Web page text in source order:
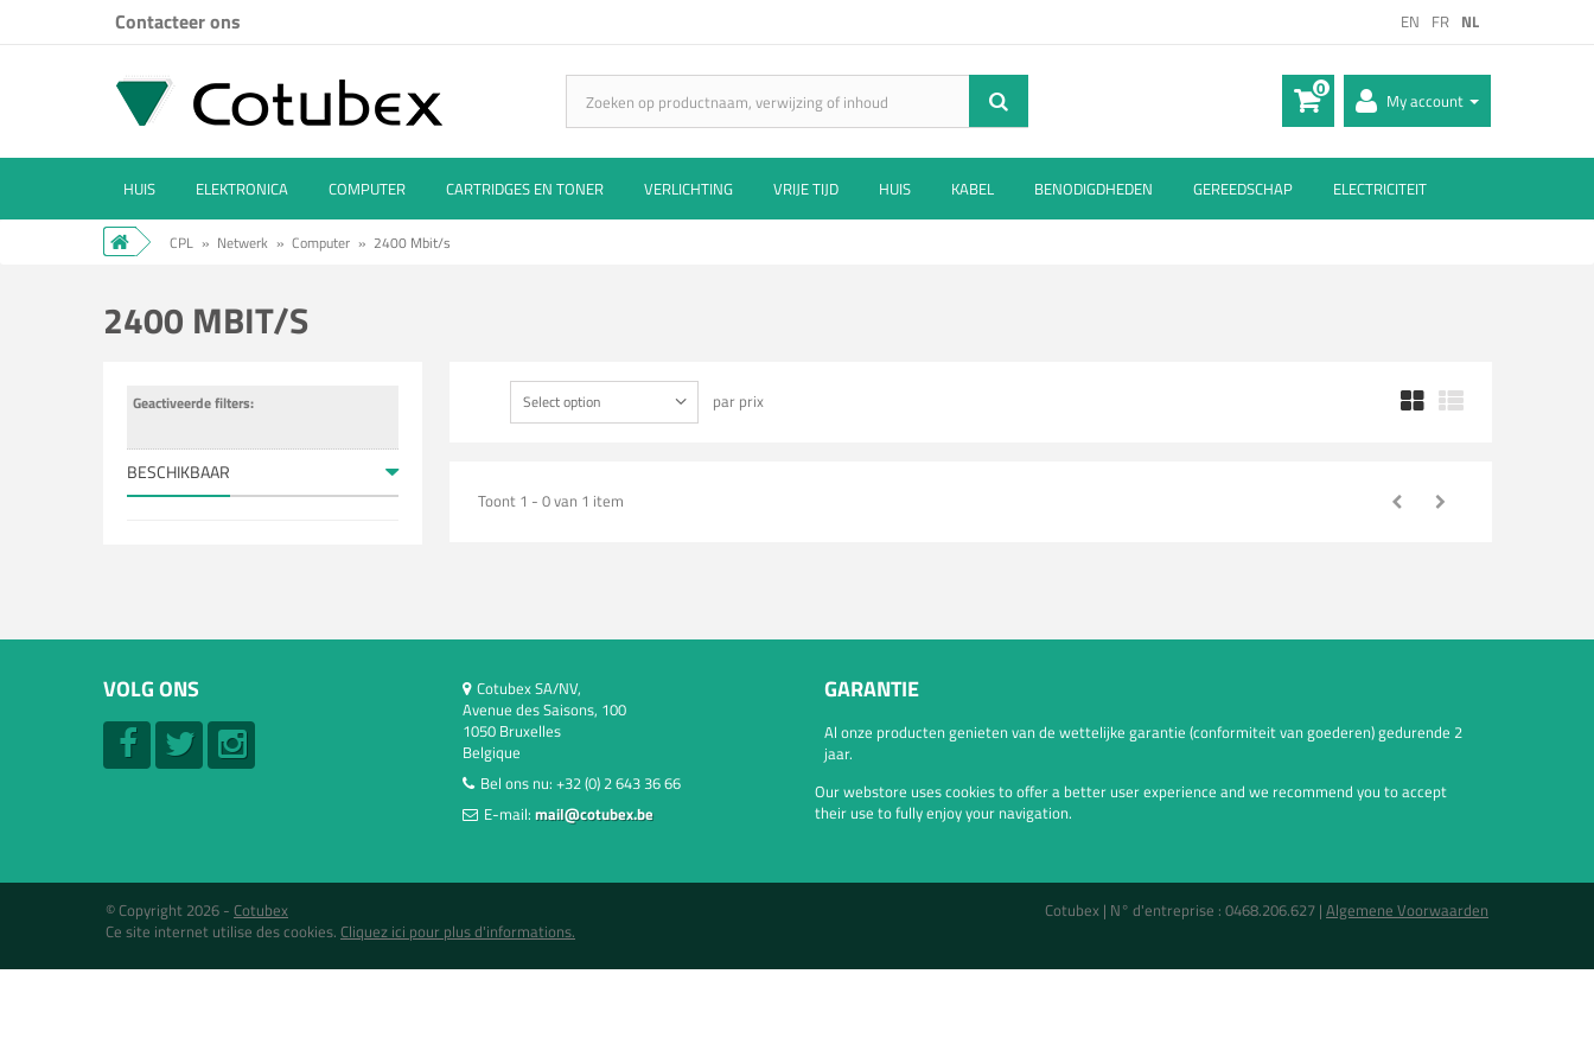
EN FR NL
Contacteer ons
My account
0
HUIS ELEKTRONICA COMPUTER CARTRIDGES EN TONER VERLICHTING VRIJE TIJD HUIS KABEL BENODIGDHEDEN GEREEDSCHAP ELECTRICITEIT
CPL » Netwerk » Computer » 2400 Mbit/s
2400 MBIT/S
Geactiveerde filters:
BESCHIKBAAR
Select option par prix
Toont 1 - 0 van 1 item
VOLG ONS GARANTIE
Al onze producten genieten van de wettelijke garantie (conformiteit van goederen) gedurende 2
jaar.
Cotubex SA/NV,
Avenue des Saisons, 100
1050 Bruxelles
Belgique
Bel ons nu: +32 (0) 2 643 36 66
E-mail: mail@cotubex.be
Our webstore uses cookies to offer a better user experience and we recommend you to accept
their use to fully enjoy your navigation.
© Copyright 2026 - Cotubex
Ce site internet utilise des cookies. Cliquez ici pour plus d'informations.
Cotubex | N° d'entreprise : 0468.206.627 | Algemene Voorwaarden